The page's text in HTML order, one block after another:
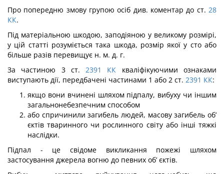
Про попередню змову групою осіб див. коментар до ст. 28
КК.
Під матеріальною шкодою, заподіяною у великому розмірі,
у цій статті розуміється така шкода, розмір якої у сто або
більше разів перевищує н. м. д. г.
За частиною 3 ст. 2391 КК кваліфікуючими ознаками
виступають дії, передбачені частинами 1 або 2 ст. 2391 КК:
якщо вони вчинені шляхом підпалу, вибуху чи іншим
загальнонебезпечним способом
або спричинили загибель людей, масову загибель об’
єктів тваринного чи рослинного світу або інші тяжкі
наслідки.
Підпал - це свідоме викликання пожежі шляхом
застосування джерела вогню до певних об’ єктів.